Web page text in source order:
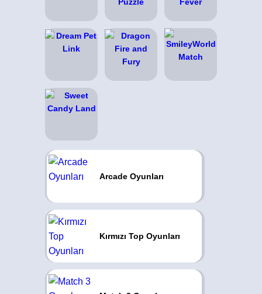
Arcade Oyunları
Kırmızı Top Oyunları